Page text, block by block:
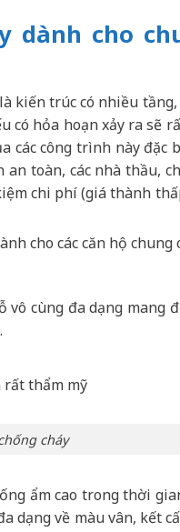
dành cho
kiến trúc có nhiều
có hỏa hoạn xảy ra sẽ
các công trình này đặc
an toàn, các nhà thầu,
chi phí (giá thành
cho các căn hộ chung
vô cùng đa dạng mang
cháy
ẩm cao trong thời
dạng về màu vân, kết